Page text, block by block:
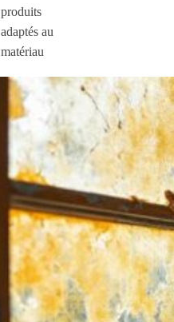
produits
adaptés au
matériau